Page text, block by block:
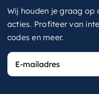
Wij houden je graag op
acties. Profiteer van
codes en meer.
E-
mailadres